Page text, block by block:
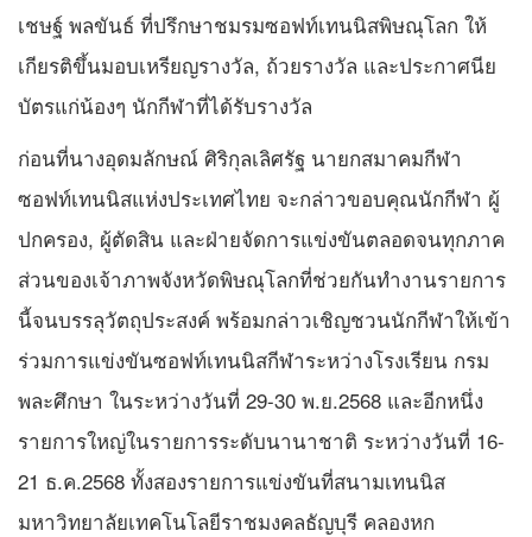
เชษฐ์ พลขันธ์ ที่ปรึกษาชมรมซอฟท์เทนนิสพิษณุโลก ให้
เกียรติขึ้นมอบเหรียญรางวัล, ถ้วยรางวัล และประกาศนีย
บัตรแก่น้องๆ นักกีฬาที่ได้รับรางวัล
ก่อนที่นางอุดมลักษณ์ ศิริกุลเลิศรัฐ นายกสมาคมกีฬา
ซอฟท์เทนนิสแห่งประเทศไทย จะกล่าวขอบคุณนักกีฬา ผู้
ปกครอง, ผู้ตัดสิน และฝ่ายจัดการแข่งขันตลอดจนทุกภาค
ส่วนของเจ้าภาพจังหวัดพิษณุโลกที่ช่วยกันทำงานรายการ
นี้จนบรรลุวัตถุประสงค์ พร้อมกล่าวเชิญชวนนักกีฬาให้เข้า
ร่วมการแข่งขันซอฟท์เทนนิสกีฬาระหว่างโรงเรียน กรม
พละศึกษา ในระหว่างวันที่ 29-30 พ.ย.2568 และอีกหนึ่ง
รายการใหญ่ในรายการระดับนานาชาติ ระหว่างวันที่ 16-
21 ธ.ค.2568 ทั้งสองรายการแข่งขันที่สนามเทนนิส
มหาวิทยาลัยเทคโนโลยีราชมงคลธัญบุรี คลองหก